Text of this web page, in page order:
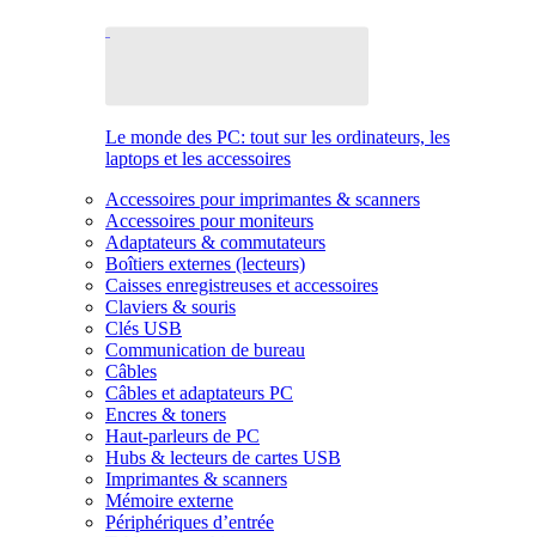
Le monde des PC: tout sur les ordinateurs, les
laptops et les accessoires
Accessoires pour imprimantes & scanners
Accessoires pour moniteurs
Adaptateurs & commutateurs
Boîtiers externes (lecteurs)
Caisses enregistreuses et accessoires
Claviers & souris
Clés USB
Communication de bureau
Câbles
Câbles et adaptateurs PC
Encres & toners
Haut-parleurs de PC
Hubs & lecteurs de cartes USB
Imprimantes & scanners
Mémoire externe
Périphériques d’entrée